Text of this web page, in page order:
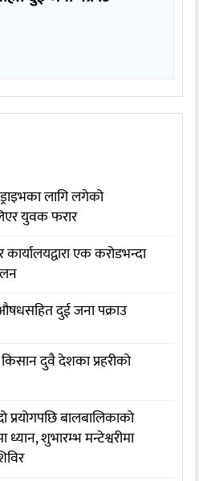
लागि लगेको
युवक फरार
एक करोडभन्दा
दुई जना पक्राउ
दुवै देशका प्रहरीको
प्रयोगपछि बालबालिकाको
शुभारम्भ मन्टेश्वरीमा